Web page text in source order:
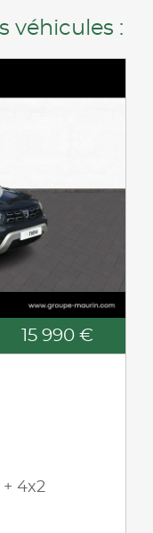
véhicules :
15 990 €
+ 4x2